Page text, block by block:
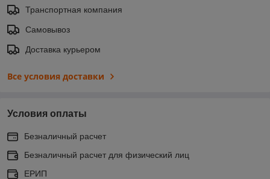
Транспортная компания
Самовывоз
Доставка курьером
Все условия доставки
Условия оплаты
Безналичный расчет
Безналичный расчет для физический лиц
ЕРИП